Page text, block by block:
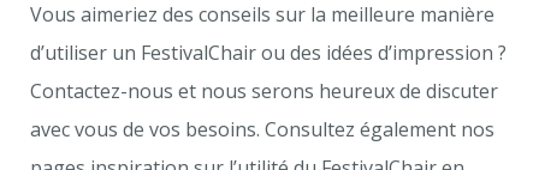
Vous aimeriez des conseils sur la meilleure manière
d’utiliser un FestivalChair ou des idées d’impression ?
Contactez-nous et nous serons heureux de discuter
avec vous de vos besoins. Consultez également nos